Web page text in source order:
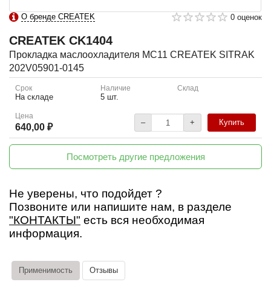
О бренде CREATEK 0 оценок
CREATEK CK1404
Прокладка маслоохладителя MC11 CREATEK SITRAK
202V05901-0145
Срок
На складе
Наличие
5 шт.
Склад
Цена
640,00 ₽ – + Купить
Посмотреть другие предложения
Не уверены, что подойдет ?
Позвоните или напишите нам, в разделе
"КОНТАКТЫ" есть вся необходимая
информация.
Применимость Отзывы